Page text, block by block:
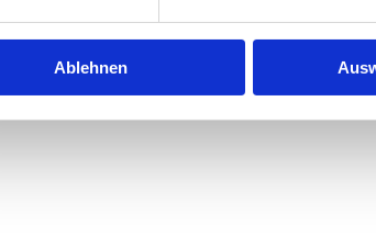
Ablehnen